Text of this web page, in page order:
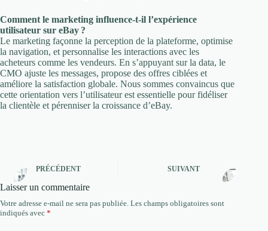
Comment le marketing influence-t-il l’expérience
utilisateur sur eBay ?
Le marketing façonne la perception de la plateforme, optimise
la navigation, et personnalise les interactions avec les
acheteurs comme les vendeurs. En s’appuyant sur la data, le
CMO ajuste les messages, propose des offres ciblées et
améliore la satisfaction globale. Nous sommes convaincus que
cette orientation vers l’utilisateur est essentielle pour fidéliser
la clientèle et pérenniser la croissance d’eBay.
PRÉCÉDENT SUIVANT
Laisser un commentaire
Votre adresse e-mail ne sera pas publiée. Les champs obligatoires sont
indiqués avec *